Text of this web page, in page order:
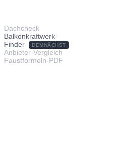
Dachcheck
Balkonkraftwerk-
Finder
DEMNÄCHST
Anbieter-Vergleich
Faustformeln-PDF